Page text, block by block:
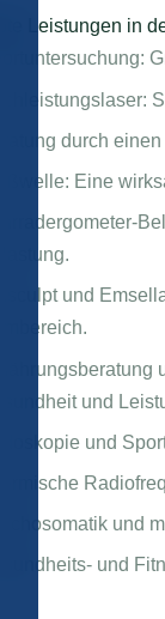
Leistungen in
durch
Eine
und
und
und
und
und